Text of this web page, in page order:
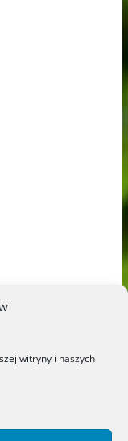
witryny i naszych